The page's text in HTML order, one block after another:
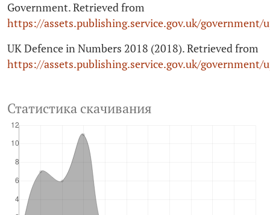
Government. Retrieved from
https://assets.publishing.service.gov.uk/government/
UK Defence in Numbers 2018 (2018). Retrieved from
https://assets.publishing.service.gov.uk/government/
Статистика скачивания